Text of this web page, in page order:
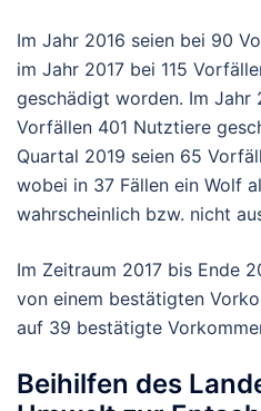
Im Jahr 2016 seien bei 90
im Jahr 2017 bei 115
geschädigt worden. Im Jahr
Vorfällen 401 Nutztiere
Quartal 2019 seien 65
wobei in 37 Fällen ein Wolf
wahrscheinlich bzw. nicht
Im Zeitraum 2017 bis Ende
von einem bestätigten
auf 39 bestätigte
Beihilfen des